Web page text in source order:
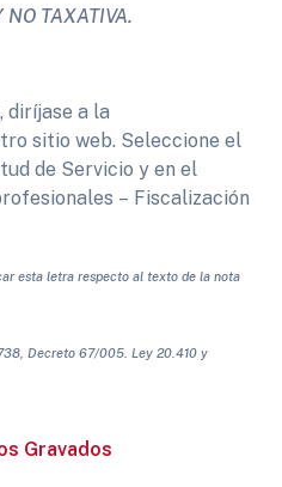
TAXATIVA.
diríjase a la
sitio web. Seleccione el
de Servicio y en el
– Fiscalización
esta letra respecto al texto de la nota
Decreto 67/005. Ley 20.410 y
Gravados